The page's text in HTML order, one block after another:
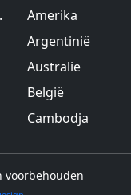
Amerika
Argentinië
Australie
België
Cambodja
voorbehouden